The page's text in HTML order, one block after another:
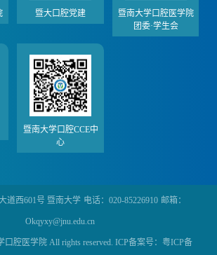
暨大口腔党建
暨南大学口腔医学院
团委·学生会
暨南大学口腔CCE中
心
道西601号 暨南大学 电话：020-85226910 邮箱：
Okqyxy@jnu.edu.cn
口腔医学院 All rights reserved. ICP备案号：粤ICP备